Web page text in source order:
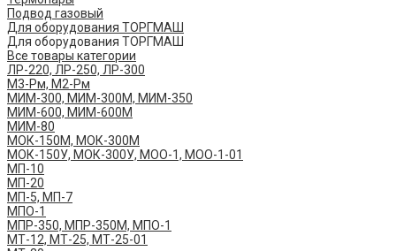
Подвод газовый
Для оборудования ТОРГМАШ
Для оборудования ТОРГМАШ
Все товары категории
ЛР-220, ЛР-250, ЛР-300
М3-Рм, М2-Рм
МИМ-300, МИМ-300М, МИМ-350
МИМ-600, МИМ-600М
МИМ-80
МОК-150М, МОК-300М
МОК-150У, МОК-300У, МОО-1, МОО-1-01
МП-10
МП-20
МП-5, МП-7
МПО-1
МПР-350, МПР-350М, МПО-1
МТ-12, МТ-25, МТ-25-01